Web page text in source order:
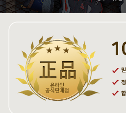
페이코 ID로 페